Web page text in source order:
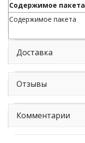
Содержимое пакета
Содержимое пакета
Доставка
Отзывы
Комментарии